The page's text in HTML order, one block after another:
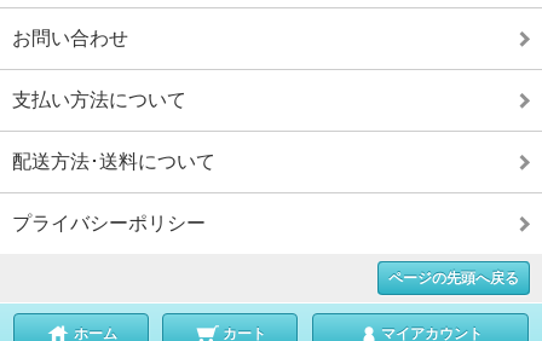
お問い合わせ
支払い方法について
配送方法･送料について
プライバシーポリシー
ページの先頭へ戻る
ホーム カート マイアカウント